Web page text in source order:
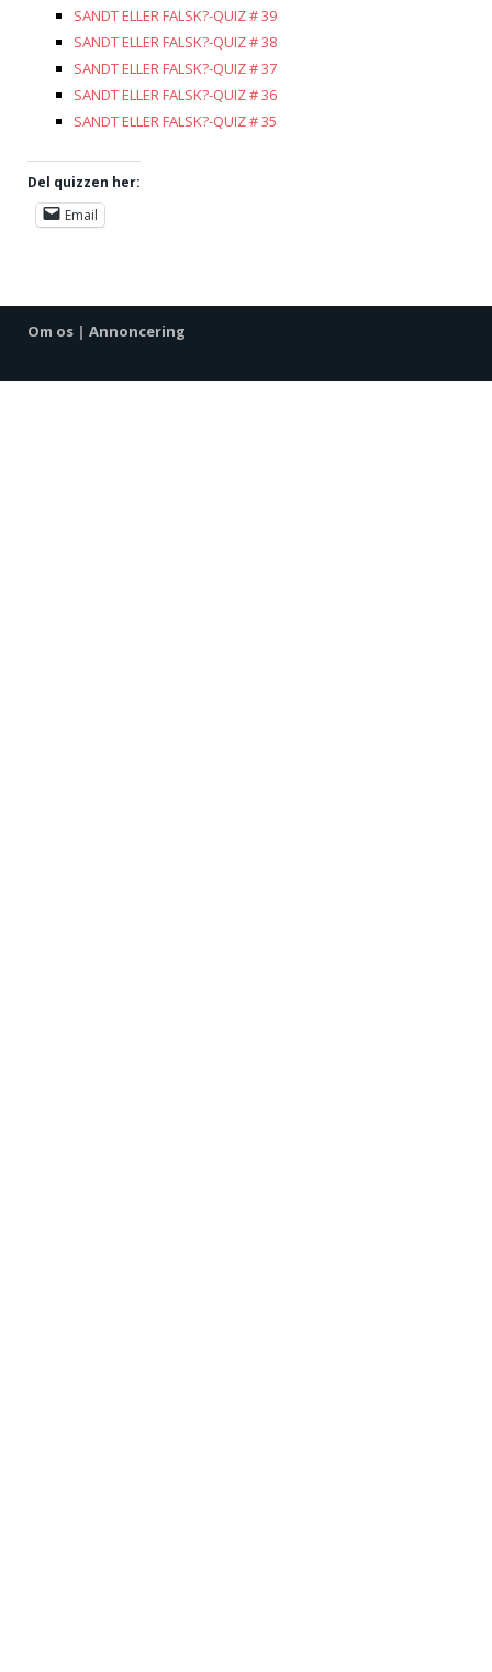
SANDT ELLER FALSK?-QUIZ # 39
SANDT ELLER FALSK?-QUIZ # 38
SANDT ELLER FALSK?-QUIZ # 37
SANDT ELLER FALSK?-QUIZ # 36
SANDT ELLER FALSK?-QUIZ # 35
Del quizzen her:
Email
Om os | Annoncering